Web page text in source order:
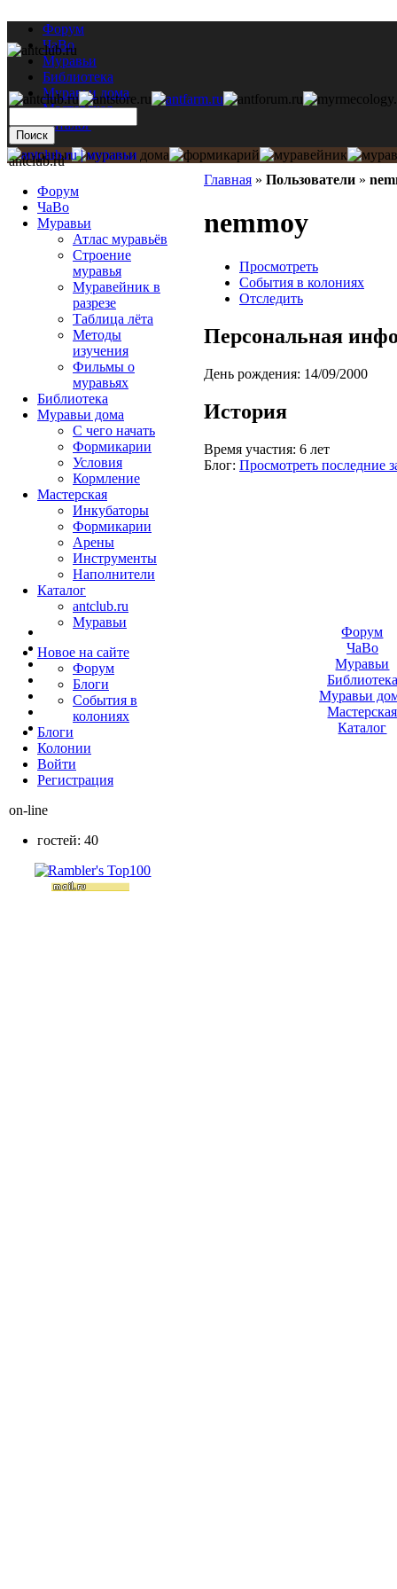
Форум
ЧаВо
Муравьи
Библиотека
Муравьи дома
Мастерская
Каталог
Главная » Пользователи »
nemmoy
Просмотреть
События в колониях
Отследить
Персональная
День рождения: 14/09/2000
История
Время участия: 6 лет
Блог: Просмотреть последние
antclub.ru
Форум
ЧаВо
Муравьи
Атлас муравьёв
Строение
муравья
Муравейник в
разрезе
Таблица лёта
Методы
изучения
Фильмы о
муравьях
Библиотека
Муравьи дома
С чего начать
Формикарии
Условия
Кормление
Мастерская
Инкубаторы
Формикарии
Арены
Инструменты
Наполнители
Каталог
antclub.ru
Муравьи
Новое на сайте
Форум
Блоги
События в
колониях
Блоги
Колонии
Войти
Peгиcтpaция
on-line
гостей: 40
Форум
ЧаВо
Муравьи
Библиотека
Муравьи
Мастерская
Каталог